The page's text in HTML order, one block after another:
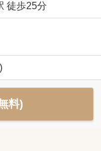
徒歩25分
料)